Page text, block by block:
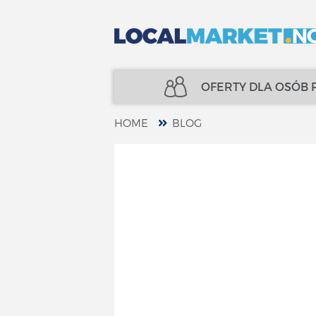
OFERTY DLA OSÓB
HOME BLOG